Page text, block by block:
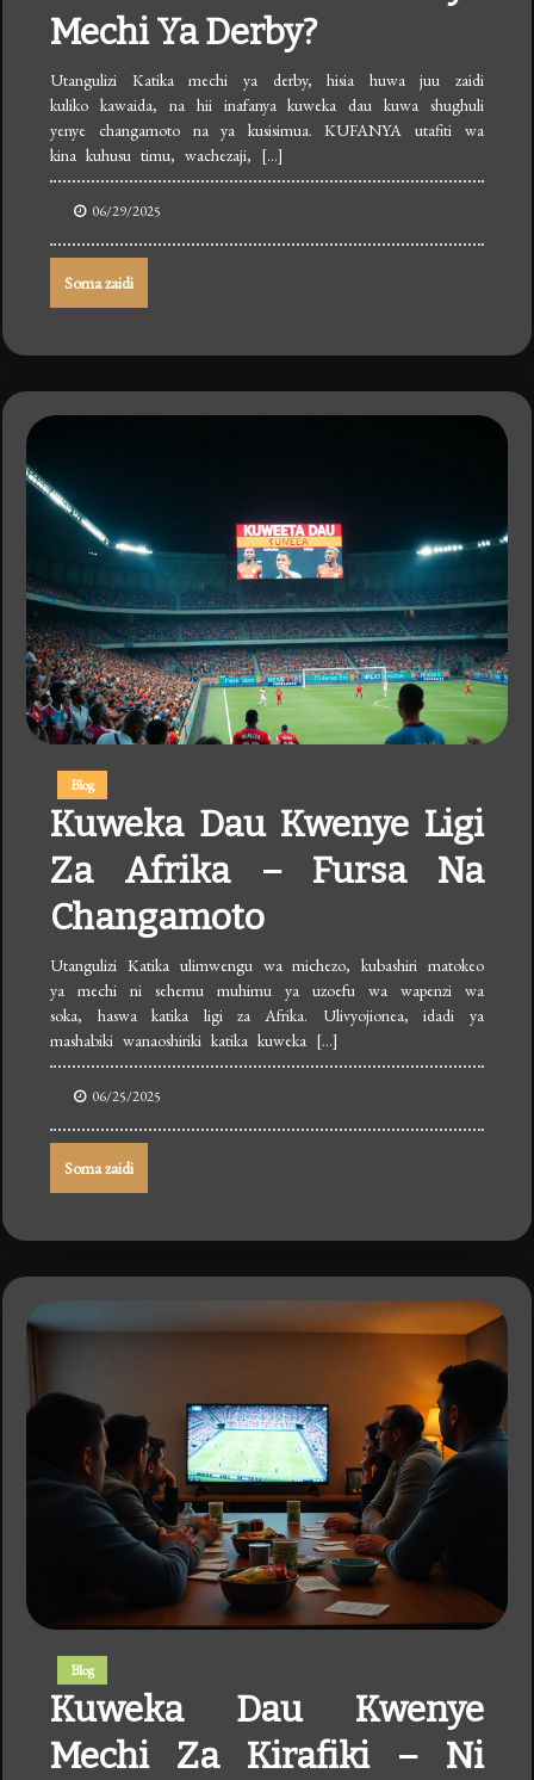
Mechi Ya Derby?
Utangulizi Katika mechi ya derby, hisia huwa juu zaidi
kuliko kawaida, na hii inafanya kuweka dau kuwa shughuli
yenye changamoto na ya kusisimua. KUFANYA utafiti wa
kina kuhusu timu, wachezaji, […]
06/29/2025
Soma zaidi
Blog
Kuweka Dau Kwenye Ligi
Za Afrika – Fursa Na
Changamoto
Utangulizi Katika ulimwengu wa michezo, kubashiri matokeo
ya mechi ni sehemu muhimu ya uzoefu wa wapenzi wa
soka, haswa katika ligi za Afrika. Ulivyojionea, idadi ya
mashabiki wanaoshiriki katika kuweka […]
06/25/2025
Soma zaidi
Blog
Kuweka Dau Kwenye
Mechi Za Kirafiki – Ni